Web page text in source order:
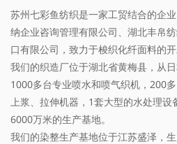
苏州七彩鱼纺织是一家工贸结合的企
纳企业咨询管理有限公司、湖北丰帛
口有限公司，致力于梭织化纤面料的开
我们的织造厂位于湖北省黄梅县，从
1000多台专业喷水和喷气织机，200
上浆、拉伸机器，1套大型的水处理
6000万米的生产基地。
我们的染整生产基地位于江苏盛泽，